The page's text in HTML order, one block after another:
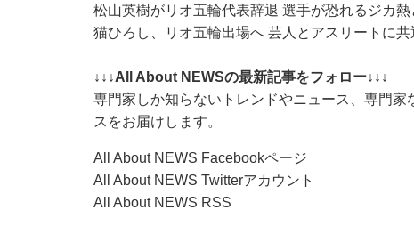
松山英樹がリオ五輪代表辞退 選手が恐れるジカ熱
猫ひろし、リオ五輪出場へ 芸人とアスリートに
↓↓↓All About NEWSの最新記事をフォロー↓↓↓
専門家しか知らないトレンドやニュース、専門
スをお届けします。
All About NEWS Facebookページ
All About NEWS Twitterアカウント
All About NEWS RSS